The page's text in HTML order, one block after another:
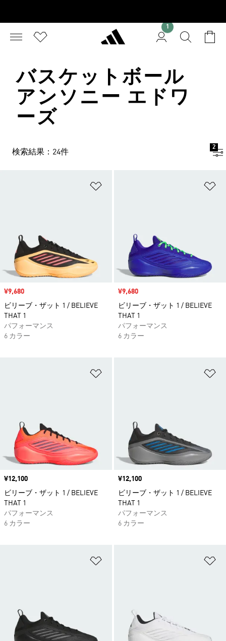
1
バスケットボール
アンソニー エドワ
ーズ
検索結果：24件
2
セール価格
¥9,680
ビリーブ・ザット 1 / BELIEVE
THAT 1
パフォーマンス
6 カラー
セール価格
¥9,680
ビリーブ・ザット 1 / BELIEVE
THAT 1
パフォーマンス
6 カラー
価格
¥12,100
ビリーブ・ザット 1 / BELIEVE
THAT 1
パフォーマンス
6 カラー
価格
¥12,100
ビリーブ・ザット 1 / BELIEVE
THAT 1
パフォーマンス
6 カラー